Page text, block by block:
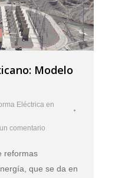
Modelo
Eléctrica en
comentario
reformas
que se da en